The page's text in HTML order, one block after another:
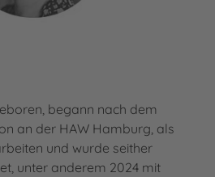
begann nach dem
an der HAW Hamburg, als
und wurde seither
unter anderem 2024 mit